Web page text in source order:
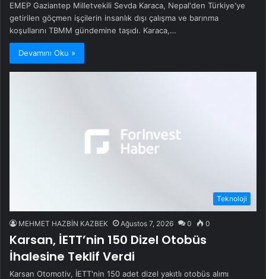
EMEP Gaziantep Milletvekili Sevda Karaca, Nepal'den Türkiye'ye
getirilen göçmen işçilerin insanlık dışı çalışma ve barınma
koşullarını TBMM gündemine taşıdı. Karaca,…
Devamını Oku »
Teknoloji
MEHMET HAZBİN KAZBEK Ağustos 7, 2026 0 0
Karsan, İETT’nin 150 Dizel Otobüs
İhalesine Teklif Verdi
Karsan Otomotiv, İETT'nin 150 adet dizel yakıtlı otobüs alımı